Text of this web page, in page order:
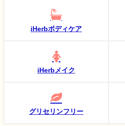
iHerbボディケア
iHerbメイク
グリセリンフリー